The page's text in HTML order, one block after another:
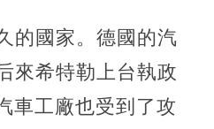
的國家。德國的汽
來希特勒上台執政
車工廠也受到了攻